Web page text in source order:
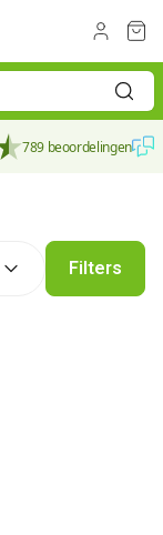
789 beoordelingen
Filters